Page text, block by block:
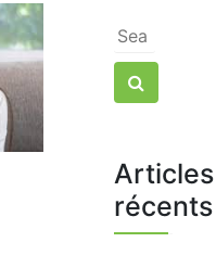
Search
for:
Search
Articles
récents